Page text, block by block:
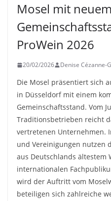
Mosel mit neuem
ProWein 2026
20/02/2026 Denise Cézanne-
Die Mosel präsentiert sich
in Düsseldorf mit einem
Gemeinschaftsstand. Vom
Traditionsbetrieben reicht
vertretenen Unternehmen.
und Vereinigungen nutzen
aus Deutschlands ältestem
internationalen
wird der Auftritt vom
beteiligen sich zahlreiche